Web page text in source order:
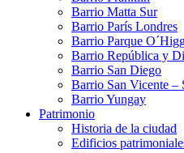
Barrio Matta Sur
Barrio Parí­s Londres
Barrio Parque
Barrio República y
Barrio San Diego
Barrio San Vicente –
Barrio Yungay
Patrimonio
Historia de la ciudad
Edificios